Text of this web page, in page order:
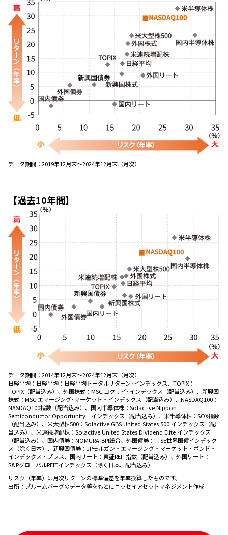
データ期間： 2019年12月末～2024年12月末（月次）
【過去10年間】
データ期間： 2014年12月末～2024年12月末（月次）
日経平均：日経平均：日経平均トータルリターン･インデックス、TOPIX：
TOPIX（配当込み）、外国株式：MSCIコクサイ･インデックス（配当込み）、新興国
株式：MSCIエマージング･マーケット・インデックス（配当込み）、NASDAQ100：
NASDAQ100指数（配当込み）、国内半導体株：Solactive Nippon
Semiconductor Opportunity インデックス（配当込み）、米半導体株：SOX指数
（配当込み）、米大型株500：Solactive GBS United States 500 インデックス（配
当込み）、米連続増配株：Solactive United States Dividend Elite インデックス
（配当込み）、国内債券：NOMURA-BPI総合、外国債券：FTSE世界国債インデック
ス（除く日本）、新興国債券：JPモルガン・エマージング・マーケット・ボンド・
インデックス・プラス、国内リート：東証REIT指数（配当込み）、外国リート：
S&PグローバルREITインデックス（除く日本、配当込み）
リスク（年率）は月次リターンの標準偏差を年率換算したものです。
出所： ブルームバーグのデータ等をもとにニッセイアセットマネジメント作成